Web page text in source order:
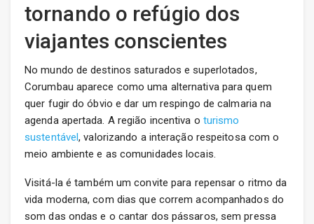
tornando o refúgio dos
viajantes conscientes
No mundo de destinos saturados e superlotados,
Corumbau aparece como uma alternativa para quem
quer fugir do óbvio e dar um respingo de calmaria na
agenda apertada. A região incentiva o turismo
sustentável, valorizando a interação respeitosa com o
meio ambiente e as comunidades locais.
Visitá-la é também um convite para repensar o ritmo da
vida moderna, com dias que correm acompanhados do
som das ondas e o cantar dos pássaros, sem pressa